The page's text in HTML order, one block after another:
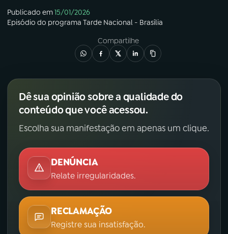
Publicado em15/01/2026
Episódio do programa Tarde Nacional - Brasília
Compartilhe
Dê sua opinião sobre a qualidade do
conteúdo que você acessou.
Escolha sua manifestação em apenas um clique.
DENÚNCIA
Relate irregularidades.
RECLAMAÇÃO
Registre sua insatisfação.